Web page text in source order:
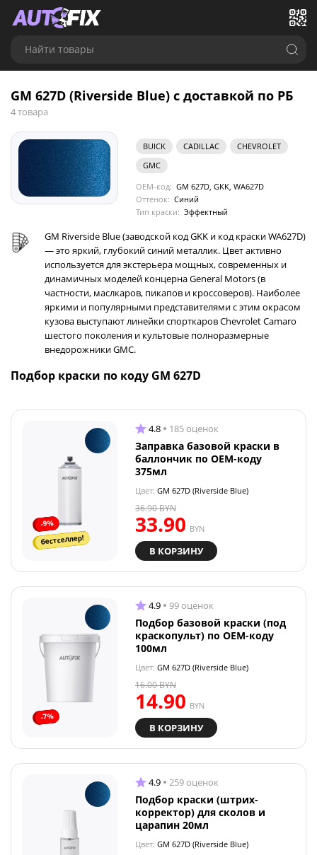
Найти товары
GM 627D (Riverside Blue) с доставкой по РБ
4 товара
BUICK CADILLAC
CHEVROLET
GMC
OEM-код: GM 627D, GKK, WA627D
Оттенок: Синий
Тип краски: Эффектный
GM Riverside Blue (заводской код GKK и код краски WA627D)
— это яркий, глубокий синий металлик. Цвет активно
используется для экстерьера мощных, современных и
динамичных моделей концерна General Motors (в
частности, маслкаров, пикапов и кроссоверов). Наиболее
яркими и популярными представителями с этим окрасом
кузова выступают линейки спорткаров Chevrolet Camaro
шестого поколения и культовые полноразмерные
внедорожники GMC.
Подбор краски по коду GM 627D
-9%
бестселлер!
4.8 185 оценок
Заправка базовой краски в
баллончик по OEM-коду
375мл
Цвет: GM 627D (Riverside Blue)
33.90 BYN
36.90BYN
В КОРЗИНУ
-7%
4.9 99 оценок
Подбор базовой краски (под
краскопульт) по OEM-коду
100мл
Цвет: GM 627D (Riverside Blue)
14.90 BYN
16.00BYN
В КОРЗИНУ
4.9 259 оценок
Подбор краски (штрих-
корректор) для сколов и
царапин 20мл
Цвет: GM 627D (Riverside Blue)